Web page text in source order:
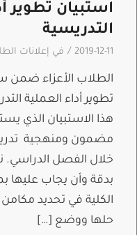
استبيان تطوير
التدريسية
2019-12-11
/ في إعلانات
الطلاب الأعزاء ضمن
تطوير أداء العملية
هذا الاستبيان الذي
مضمون ومنهجية
خلال الفصل الدراسي.
بدقة وأن يجاب عليها
الكلية في تحديد
حلها ووضع […]